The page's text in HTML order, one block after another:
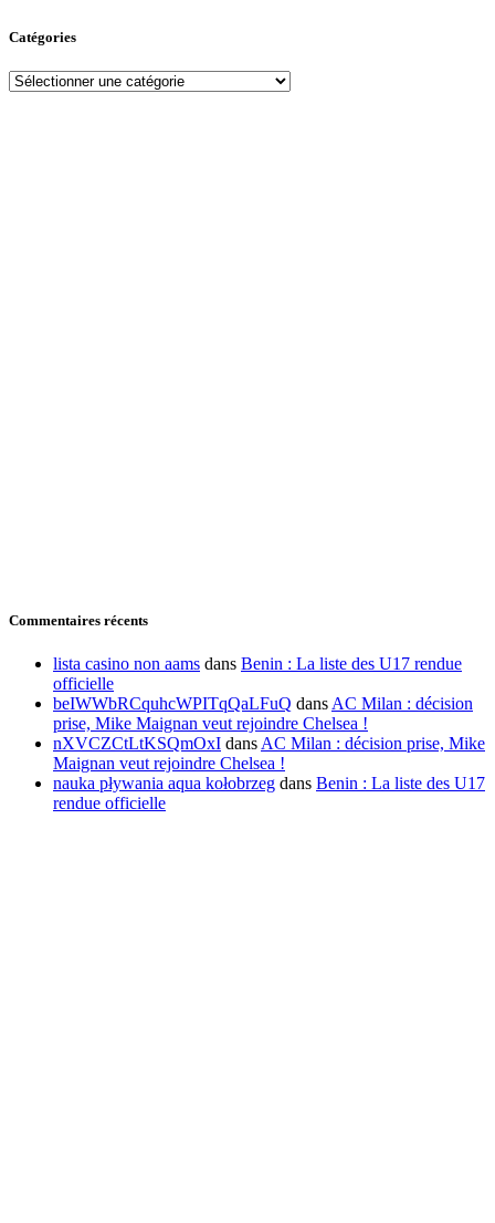
Catégories
Catégories
Commentaires récents
lista casino non aams dans Benin : La liste des U17 rendue
officielle
beIWWbRCquhcWPITqQaLFuQ dans AC Milan : décision
prise, Mike Maignan veut rejoindre Chelsea !
nXVCZCtLtKSQmOxI dans AC Milan : décision prise, Mike
Maignan veut rejoindre Chelsea !
nauka pływania aqua kołobrzeg dans Benin : La liste des U17
rendue officielle